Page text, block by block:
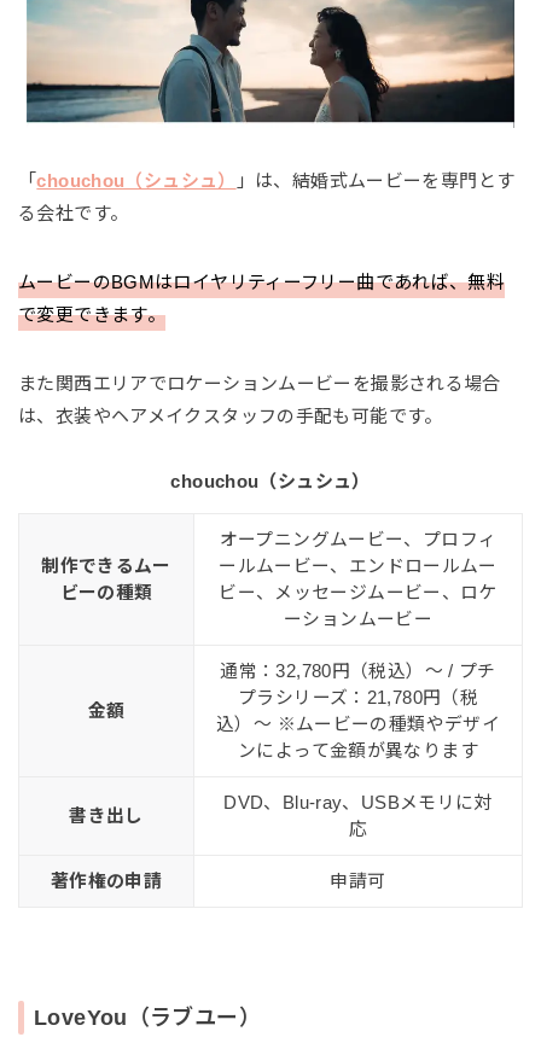
「chouchou（シュシュ）
」は、結婚式ムービーを専門とす
る会社です。
ムービーのBGMはロイヤリティーフリー曲であれば、無料
で変更できます。
また関西エリアでロケーションムービーを撮影される場合
は、衣装やヘアメイクスタッフの手配も可能です。
chouchou（シュシュ）
制作できるムー
ビーの種類
オープニングムービー、プロフィ
ールムービー、エンドロールムー
ビー、メッセージムービー、ロケ
ーションムービー
金額
通常：32,780円（税込）〜 / プチ
プラシリーズ：21,780円（税
込）〜 ※ムービーの種類やデザイ
ンによって金額が異なります
書き出し
DVD、Blu-ray、USBメモリに対
応
著作権の申請 申請可
LoveYou（ラブユー）